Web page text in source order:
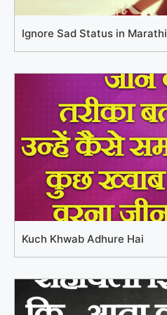
Ignore Sad Status in Marathi
Kuch Khwab Adhure Hai